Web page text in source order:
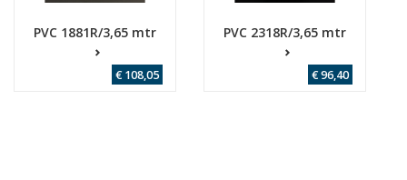
€ 108,05
PVC 1881R/3,65 mtr
€ 96,40
PVC 2318R/3,65 mtr